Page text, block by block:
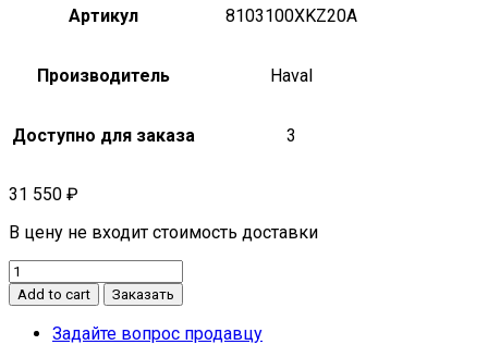
Артикул 8103100XKZ20A
Производитель Haval
Доступно для заказа 3
31 550 ₽
В цену не входит стоимость доставки
Компрессор
кондиционера
M6
quantity
Add to cart Заказать
Задайте вопрос продавцу